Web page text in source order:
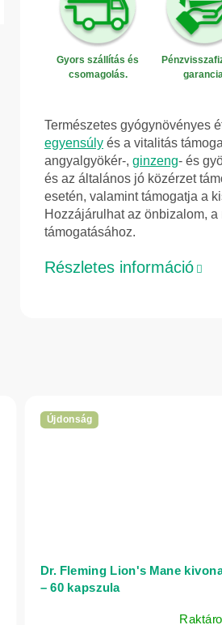
Gyors szállítás és
csomagolás.
Természetes gyógynövényes
egyensúly és a vitalitás
angyalgyökér-, ginzeng- és
és az általános jó közérzet
esetén, valamint támogatja a
Hozzájárulhat az önbizalom,
támogatásához.
Részletes információ
Újdonság
Dr. Fleming Lion's Mane
– 60 kapszula